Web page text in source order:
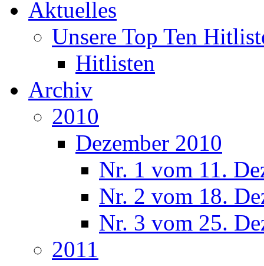
Aktuelles
Unsere Top Ten
Hitlisten
Archiv
2010
Dezember 2010
Nr. 1 vom 11.
Nr. 2 vom 18.
Nr. 3 vom 25.
2011